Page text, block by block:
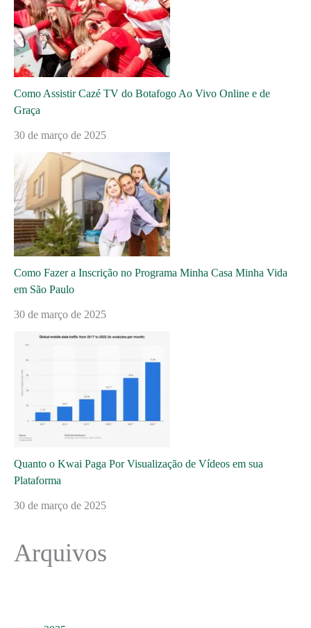
Como Assistir Cazé TV do Botafogo Ao Vivo Online e de
Graça
30 de março de 2025
Como Fazer a Inscrição no Programa Minha Casa Minha Vida
em São Paulo
30 de março de 2025
Quanto o Kwai Paga Por Visualização de Vídeos em sua
Plataforma
30 de março de 2025
Arquivos